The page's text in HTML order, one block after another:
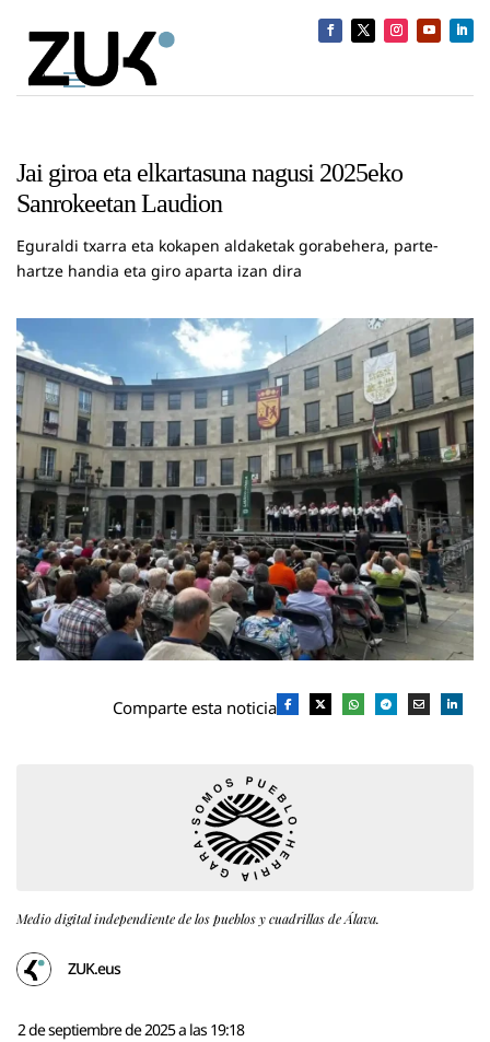
Jai giroa eta elkartasuna nagusi 2025eko
Sanrokeetan Laudion
Eguraldi txarra eta kokapen aldaketak gorabehera, parte-
hartze handia eta giro aparta izan dira
Comparte esta noticia
Medio digital independiente de los pueblos y cuadrillas de Álava.
ZUK.eus
2 de septiembre de 2025 a las 19:18